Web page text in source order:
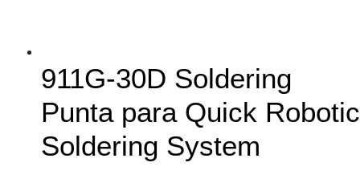
911G-30D Soldering
Punta para Quick Robotic
Soldering System